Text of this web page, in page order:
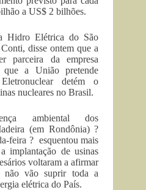
a US$ 2 bilhões.
Hidro Elétrica do São
disse ontem que a
parceira da empresa
que a União pretende
detém o
nucleares no Brasil.
ambiental dos
(em Rondônia) ?
feira ? esquentou mais
implantação de usinas
voltaram a afirmar
não vão suprir toda a
elétrica do País.